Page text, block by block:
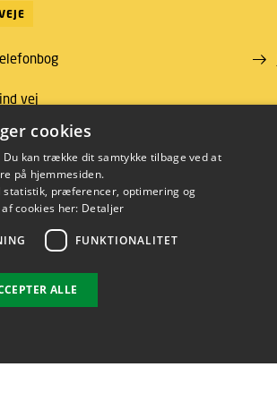
vej
Tilgængelighedserklæring
cookies
kan trække dit samtykke tilbage ved at
på hjemmesiden.
statistik, præferencer, optimering og
cookies her: Detaljer
FUNKTIONALITET
ALLE